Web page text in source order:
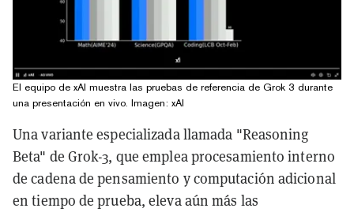
El equipo de xAI muestra las pruebas de referencia de Grok 3 durante
una presentación en vivo. Imagen: xAI
Una variante especializada llamada "Reasoning
Beta" de Grok-3, que emplea procesamiento interno
de cadena de pensamiento y computación adicional
en tiempo de prueba, eleva aún más las